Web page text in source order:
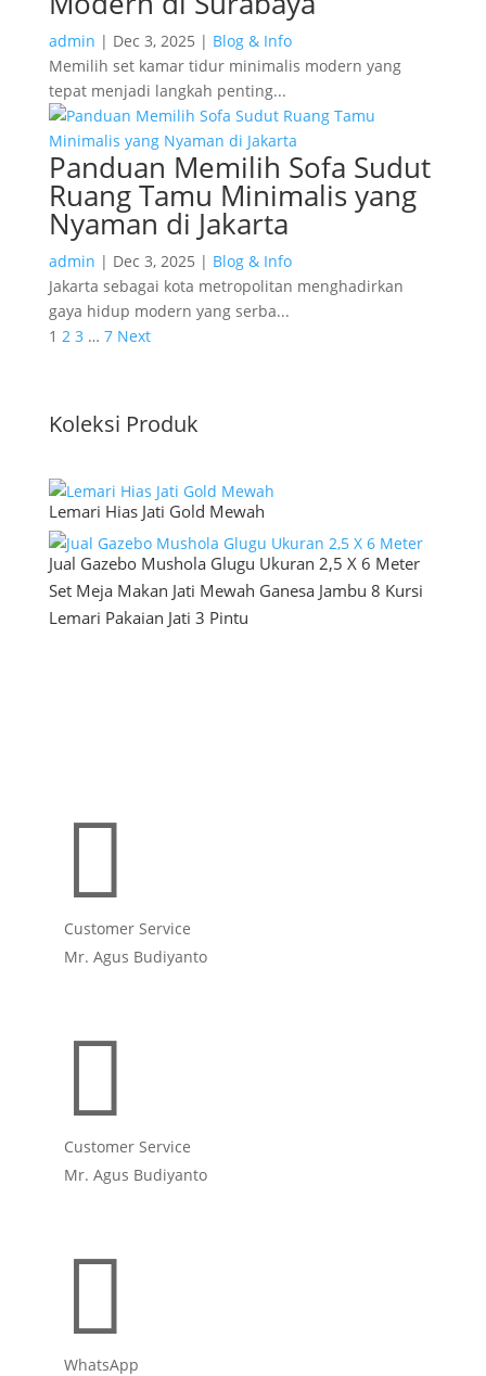
admin | Dec 3, 2025 | Blog & Info
Memilih set kamar tidur minimalis modern yang
tepat menjadi langkah penting...
Panduan Memilih Sofa Sudut
Ruang Tamu Minimalis yang
Nyaman di Jakarta
admin | Dec 3, 2025 | Blog & Info
Jakarta sebagai kota metropolitan menghadirkan
gaya hidup modern yang serba...
1 2 3 … 7 Next
Koleksi Produk
Lemari Hias Jati Gold Mewah
Jual Gazebo Mushola Glugu Ukuran 2,5 X 6 Meter
Set Meja Makan Jati Mewah Ganesa Jambu 8 Kursi
Lemari Pakaian Jati 3 Pintu

Customer Service
Mr. Agus Budiyanto

Customer Service
Mr. Agus Budiyanto

WhatsApp